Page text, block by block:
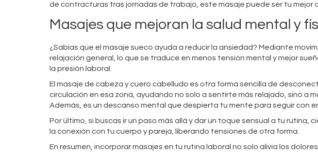
de contracturas tras jornadas de trabajo, este masaje puede ser tu mejor
Masajes que mejoran la salud mental y
¿Sabías que el masaje sueco ayuda a reducir la ansiedad? Mediante
relajación general, lo que se traduce en menos tensión mental y mejor
la presión laboral.
El masaje de cabeza y cuero cabelludo es otra forma sencilla de
circulación en esa zona, ayudando no solo a sentirte más relajado, sino a
Además, es un descanso mental que despierta tu mente para seguir con
Por último, si buscas ir un paso más allá y dar un toque sensual a tu rutina,
la conexión con tu cuerpo y pareja, liberando tensiones de otra forma.
En resumen, incorporar masajes en tu rutina laboral no solo alivia los